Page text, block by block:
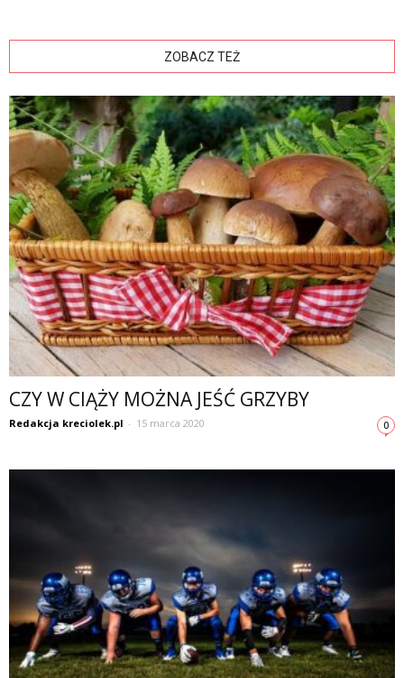
ZOBACZ TEŻ
CZY W CIĄŻY MOŻNA JEŚĆ GRZYBY
Redakcja kreciolek.pl - 15 marca 2020 0